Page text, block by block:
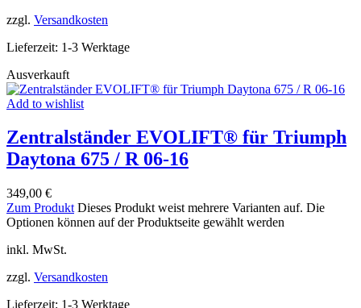
zzgl. Versandkosten
Lieferzeit: 1-3 Werktage
Ausverkauft
Add to wishlist
Zentralständer EVOLIFT® für Triumph
Daytona 675 / R 06-16
349,00 €
Zum Produkt Dieses Produkt weist mehrere Varianten auf. Die
Optionen können auf der Produktseite gewählt werden
inkl. MwSt.
zzgl. Versandkosten
Lieferzeit: 1-3 Werktage